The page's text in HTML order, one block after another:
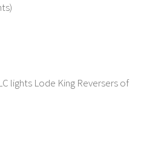
lights Lode King Reversers of